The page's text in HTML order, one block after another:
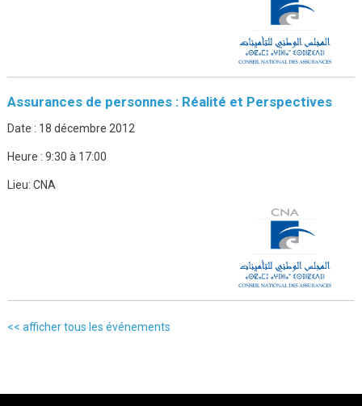
Assurances de personnes : Réalité et Perspectives
Date : 18 décembre 2012
Heure : 9:30 à 17:00
Lieu: CNA
<< afficher tous les événements